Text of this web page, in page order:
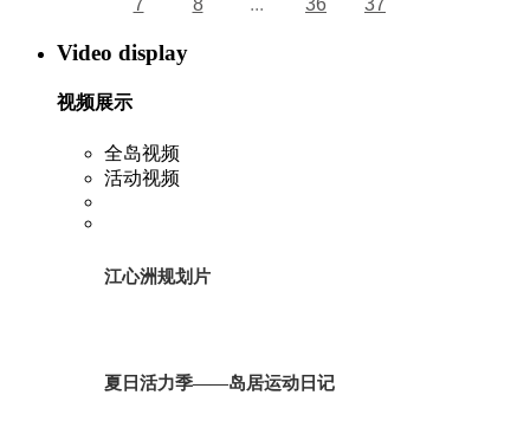
7
8 ... 36 37
Video display
视频展示
全岛视频
活动视频
江心洲规划片
夏日活力季——岛居运动日记